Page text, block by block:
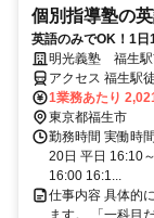
個別指導塾の
英語のみでOK！1
◎ミドル・シニアも
明光義塾 福生駅
アクセス 福生駅
1業務あたり
東京都福生市
勤務時間 実働時
20日 平日 16:10
16:00 16:1...
仕事内容 具体的